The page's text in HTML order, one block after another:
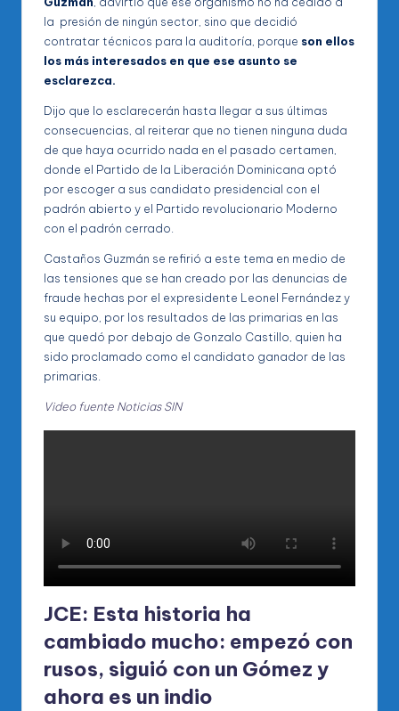
la presión de ningún sector, sino que decidió
contratar técnicos para la auditoría, porque son ellos
los más interesados en que ese asunto se
esclarezca.
Dijo que lo esclarecerán hasta llegar a sus últimas
consecuencias, al reiterar que no tienen ninguna duda
de que haya ocurrido nada en el pasado certamen,
donde el Partido de la Liberación Dominicana optó
por escoger a sus candidato presidencial con el
padrón abierto y el Partido revolucionario Moderno
con el padrón cerrado.
Castaños Guzmán se refirió a este tema en medio de
las tensiones que se han creado por las denuncias de
fraude hechas por el expresidente Leonel Fernández y
su equipo, por los resultados de las primarias en las
que quedó por debajo de Gonzalo Castillo, quien ha
sido proclamado como el candidato ganador de las
primarias.
Video fuente Noticias SIN
JCE: Esta historia ha
cambiado mucho: empezó con
rusos, siguió con un Gómez y
ahora es un indio